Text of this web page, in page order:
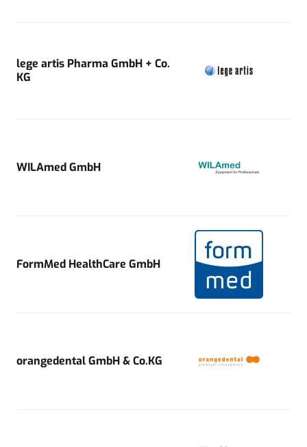
lege artis Pharma GmbH + Co.
KG
WILAmed GmbH
FormMed HealthCare GmbH
orangedental GmbH & Co.KG